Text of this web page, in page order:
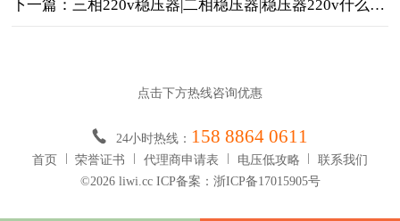
下一篇：三相220v稳压器|二相稳压器|稳压器220v什么作用
点击下方热线咨询优惠
24小时热线： 158 8864 0611
首页 荣誉证书 代理商申请表 电压低攻略
联系我们
©2026 liwi.cc ICP备案：浙ICP备17015905号